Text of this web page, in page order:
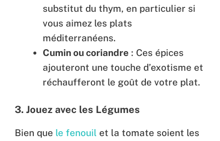
substitut du thym, en particulier si
vous aimez les plats
méditerranéens.
Cumin ou coriandre : Ces épices
ajouteront une touche d’exotisme et
réchaufferont le goût de votre plat.
3. Jouez avec les Légumes
Bien que le fenouil et la tomate soient les